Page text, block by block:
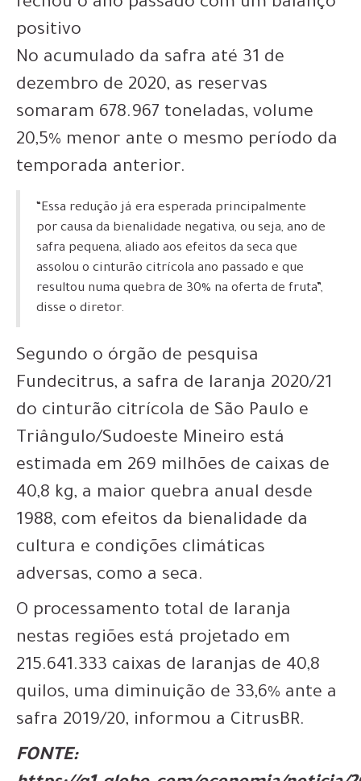
fechou o ano passado com um balanço
positivo
No acumulado da safra até 31 de
dezembro de 2020, as reservas
somaram 678.967 toneladas, volume
20,5% menor ante o mesmo período da
temporada anterior.
“Essa redução já era esperada principalmente
por causa da bienalidade negativa, ou seja, ano de
safra pequena, aliado aos efeitos da seca que
assolou o cinturão citrícola ano passado e que
resultou numa quebra de 30% na oferta de fruta”,
disse o diretor.
Segundo o órgão de pesquisa
Fundecitrus, a safra de laranja 2020/21
do cinturão citrícola de São Paulo e
Triângulo/Sudoeste Mineiro está
estimada em 269 milhões de caixas de
40,8 kg, a maior quebra anual desde
1988, com efeitos da bienalidade da
cultura e condições climáticas
adversas, como a seca.
O processamento total de laranja
nestas regiões está projetado em
215.641.333 caixas de laranjas de 40,8
quilos, uma diminuição de 33,6% ante a
safra 2019/20, informou a CitrusBR.
FONTE: